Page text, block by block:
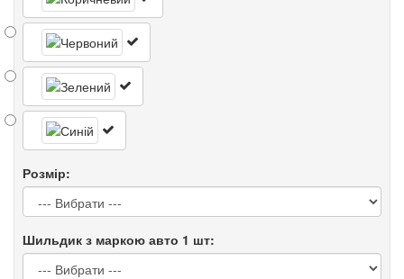
Розмір:
Шильдик з маркою авто 1 шт: